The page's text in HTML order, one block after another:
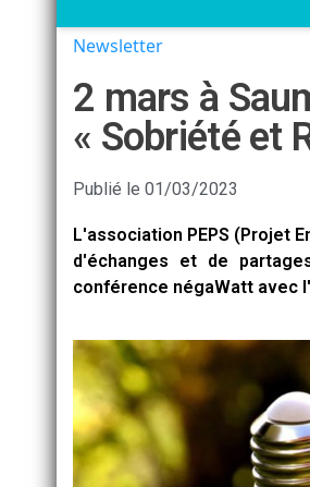
Newsletter
2 mars à
« Sobriété et
Publié le 01/03/2023
L'association PEPS (Projet
d'échanges et de
conférence négaWatt avec